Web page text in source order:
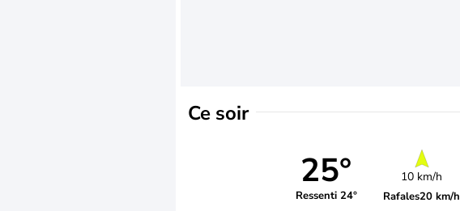
Ce soir
25°
Ressenti 24°
10 km/h
Rafales20 km/h